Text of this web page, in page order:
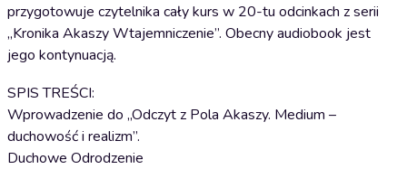
przygotowuje czytelnika cały kurs w 20-tu odcinkach z serii
„Kronika Akaszy Wtajemniczenie”. Obecny audiobook jest
jego kontynuacją.
SPIS TREŚCI:
Wprowadzenie do „Odczyt z Pola Akaszy. Medium –
duchowość i realizm”.
Duchowe Odrodzenie